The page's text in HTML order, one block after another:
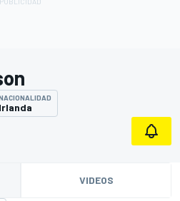
Irlanda
VIDEOS